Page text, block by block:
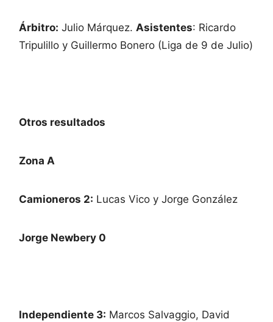
Árbitro: Julio Márquez. Asistentes: Ricardo
Tripulillo y Guillermo Bonero (Liga de 9 de Julio)
Otros resultados
Zona A
Camioneros 2: Lucas Vico y Jorge González
Jorge Newbery 0
Independiente 3: Marcos Salvaggio, David